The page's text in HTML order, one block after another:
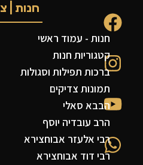
חנות |
חנות - עמוד ראשי
קטגוריות חנות
ברכות תפילות וסגולות
תמונות צדיקים
הבבא סאלי
הרב עובדיה יוסף
רבי אלעזר אבוחצירא
רבי דוד אבוחצירא